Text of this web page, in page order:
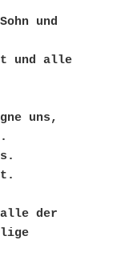
und
und alle
uns,
alle der